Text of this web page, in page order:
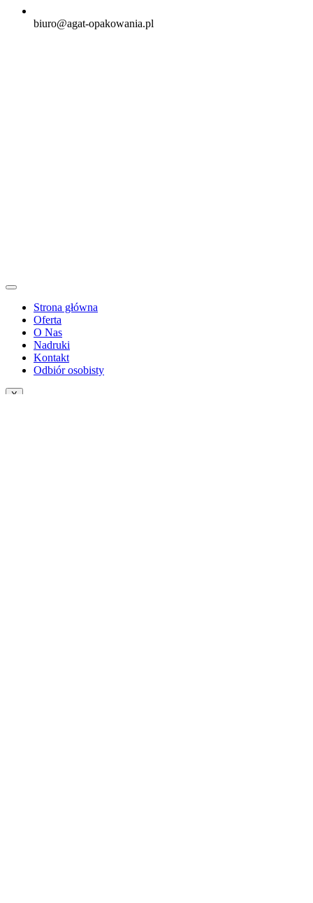
biuro@agat-opakowania.pl
Strona główna
Oferta
O Nas
Nadruki
Kontakt
Odbiór osobisty
X